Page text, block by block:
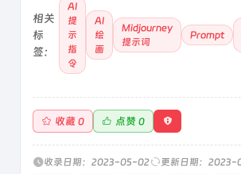
相关
标
签：
AI
提
示
指
令
AI
绘
画
Midjourney
提示词
Prompt
收藏 0 点赞 0
收录日期：2023-05-02 更新日期：2023-